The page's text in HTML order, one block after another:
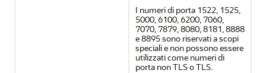
I numeri di porta 1522, 1525,
5000, 6100, 6200, 7060,
7070, 7879, 8080, 8181, 8888
e 8895 sono riservati a scopi
speciali e non possono essere
utilizzati come numeri di
porta non TLS o TLS.